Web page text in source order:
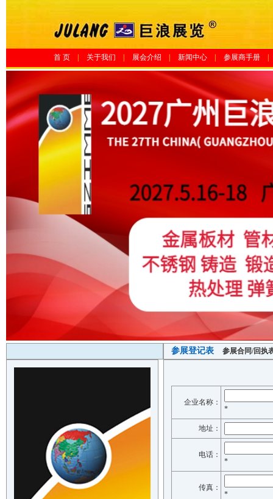
首 页 关于我们 展会介绍 新闻中心 参展商手册|
参展登记表 参展合同/回执
企业名称：
*
地址：
电话：
*
传真：
*